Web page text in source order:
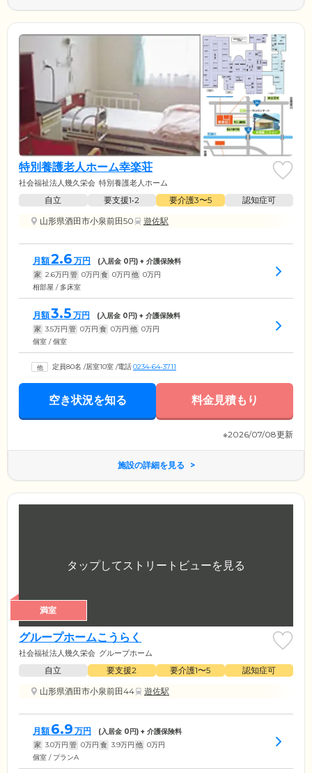
特別養護老人ホーム幸楽荘
社会福祉法人幾久栄会 特別養護老人ホーム
自立 要支援1•2 要介護3〜5
認知症可
山形県酒田市小泉前田50
遊佐駅
月額2.6 万円 (入居金 0円) + 介護保険料
家 2.6万円 管 0万円 食 0万円 他 0万円
相部屋 / 多床室
月額3.5 万円 (入居金 0円) + 介護保険料
家 3.5万円 管 0万円 食 0万円 他 0万円
個室 / 個室
定員80名 /居室10室 /電話0234-64-3711
空き状況を知る 料金見積もり
※2026/07/08更新
施設の詳細を見る
満室
グループホームこうらく
社会福祉法人幾久栄会 グループホーム
自立 要支援2 要介護1〜5
認知症可
山形県酒田市小泉前田44
遊佐駅
月額 6.9 万円 (入居金 0円) + 介護保険料
家 3.0万円 管 0万円 食 3.9万円 他 0万円
個室 / プランA